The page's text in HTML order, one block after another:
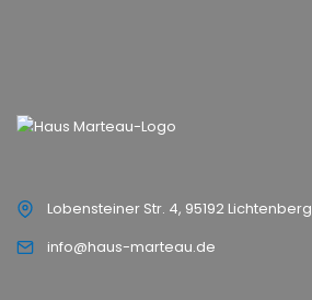
Lobensteiner Str. 4, 95192 Lichtenberg
info@haus-marteau.de